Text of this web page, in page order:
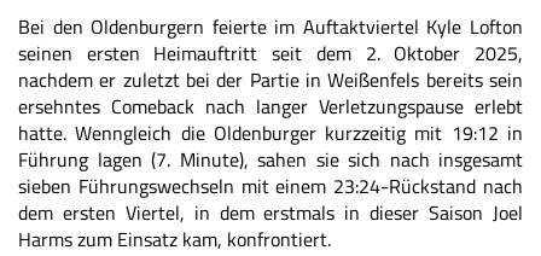
Bei den Oldenburgern feierte im Auftaktviertel Kyle Lofton
seinen ersten Heimauftritt seit dem 2. Oktober 2025,
nachdem er zuletzt bei der Partie in Weißenfels bereits sein
ersehntes Comeback nach langer Verletzungspause erlebt
hatte. Wenngleich die Oldenburger kurzzeitig mit 19:12 in
Führung lagen (7. Minute), sahen sie sich nach insgesamt
sieben Führungswechseln mit einem 23:24-Rückstand nach
dem ersten Viertel, in dem erstmals in dieser Saison Joel
Harms zum Einsatz kam, konfrontiert.